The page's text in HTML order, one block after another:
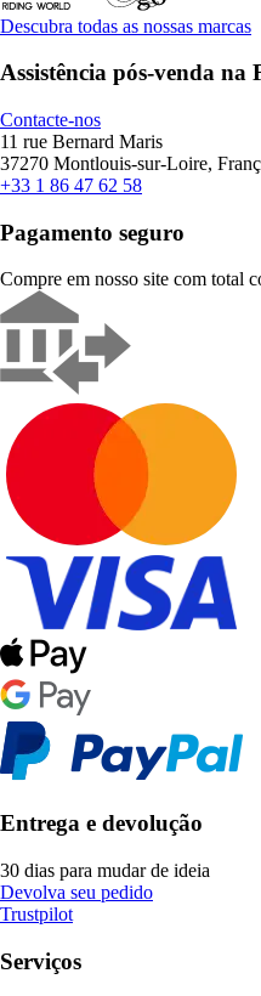
Descubra todas as nossas marcas
Assistência pós-venda na
Contacte-nos
11 rue Bernard Maris
37270 Montlouis-sur-Loire,
+33 1 86 47 62 58
Pagamento seguro
Compre em nosso site com total
Entrega e devolução
30 dias para mudar de ideia
Devolva seu pedido
Trustpilot
Serviços